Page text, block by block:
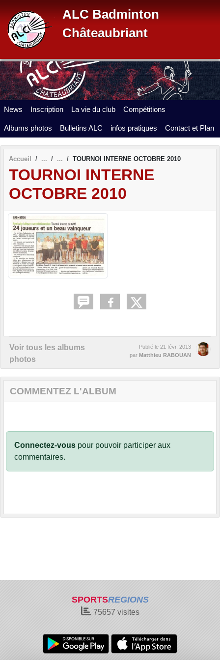
ALC Badminton
Châteaubriant
News Inscription La vie du club Compétitions
Albums photos Bulletins ALC infos pratiques Contact et Plan
Accueil TOURNOI INTERNE OCTOBRE 2010
TOURNOI INTERNE
OCTOBRE 2010
Voir tous les albums
photos
Publié le 21 févr. 2013
par Matthieu RABOUAN
COMMENTEZ L'ALBUM
Connectez-vous pour pouvoir participer aux
commentaires.
SPORTSREGIONS
75657 visites